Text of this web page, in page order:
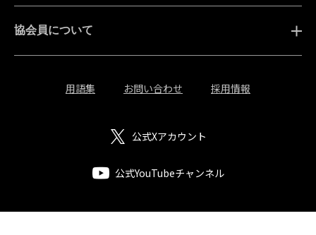
協会員について
用語集 お問い合わせ 採用情報
公式Xアカウント
公式YouTubeチャンネル